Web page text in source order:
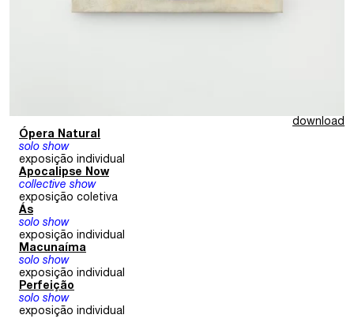
download
Ópera Natural
solo show
exposição individual
Apocalipse Now
collective show
exposição coletiva
Ás
solo show
exposição individual
Macunaíma
solo show
exposição individual
Perfeição
solo show
exposição individual